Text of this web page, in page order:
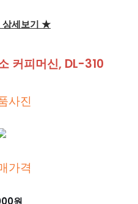
세보기 ★
커피머신, DL-310
사진
가격
원